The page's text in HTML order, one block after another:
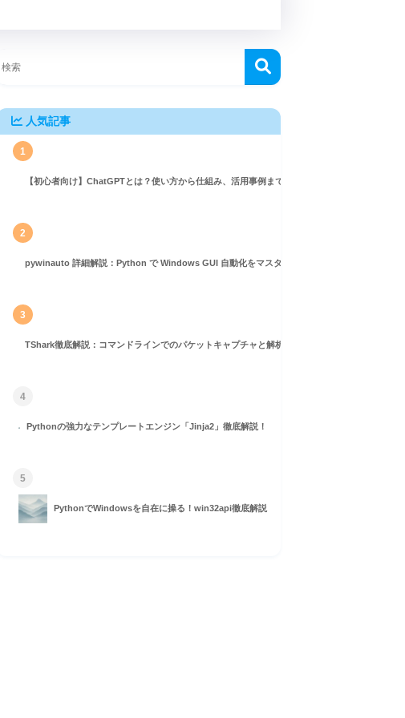
人気記事
1
【初心者向け】ChatGPTとは？使い方から仕組み、活用事例まで徹底解説
2
pywinauto 詳細解説：Python で Windows GUI 自動化をマスターしよう！
3
TShark徹底解説：コマンドラインでのパケットキャプチャと解析ガイド
4
Pythonの強力なテンプレートエンジン「Jinja2」徹底解説！
5
PythonでWindowsを自在に操る！win32api徹底解説